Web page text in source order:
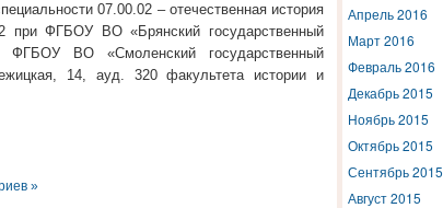
07.00.02 – отечественная история
при ФГБОУ ВО «Брянский государственный
ФГБОУ ВО «Смоленский государственный
14, ауд. 320 факультета истории и
»
Апрель 2016
Март 2016
Февраль 2016
Декабрь 2015
Ноябрь 2015
Октябрь 2015
Сентябрь 2015
Август 2015